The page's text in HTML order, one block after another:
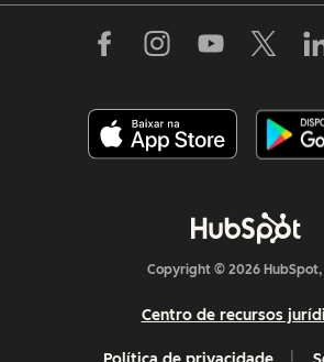
Copyright © 2026 HubSpot,
Centro de recursos